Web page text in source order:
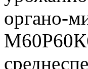
органо-